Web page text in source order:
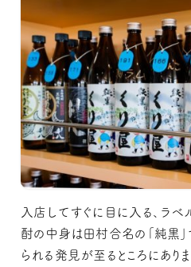
入店してすぐに目に入る、ラ
酎の中身は田村合名の「純黒」
られる発見が至るところにあり